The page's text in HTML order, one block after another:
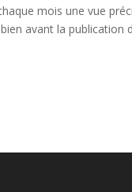
mois une vue
avant la publication